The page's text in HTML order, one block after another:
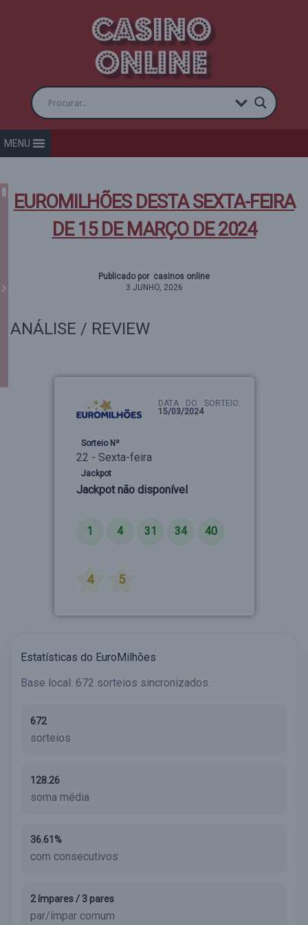
MENU
EUROMILHÕES DESTA SEXTA-FEIRA
DE 15 DE MARÇO DE 2024
Publicado por casinos online
3 JUNHO, 2026
ANÁLISE / REVIEW
DATA DO SORTEIO:
15/03/2024
Sorteio Nº
22 - Sexta-feira
Jackpot
Jackpot não disponível
1 4 31 34 40
4 5
Estatísticas do EuroMilhões
Base local: 672 sorteios sincronizados.
672
sorteios
128.26
soma média
36.61%
com consecutivos
2 ímpares / 3 pares
par/ímpar comum